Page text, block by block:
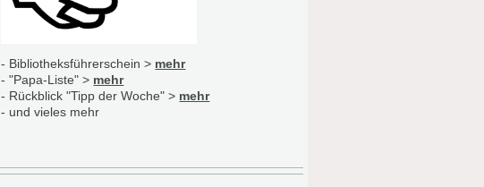
- Bibliotheksführerschein > mehr
- "Papa-Liste" > mehr
- Rückblick "Tipp der Woche" > mehr
- und vieles mehr